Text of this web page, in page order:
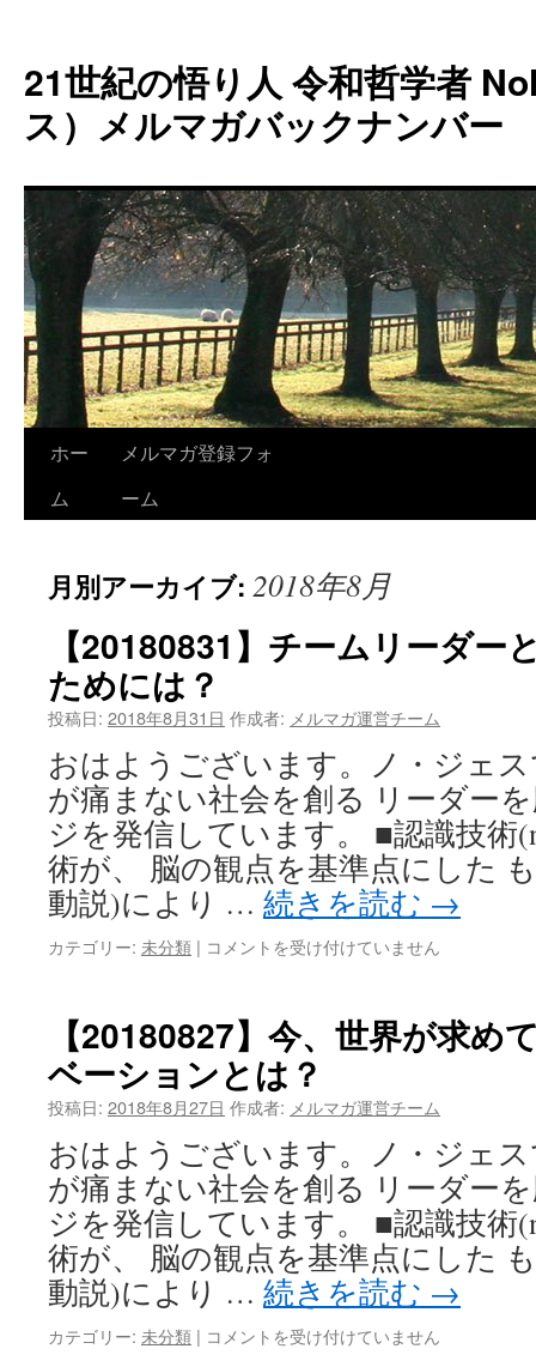
テ
ン
ツ
へ
キ
ッ
プ
21世紀の悟り人 令和哲学者
ス）メルマガバックナンバー
ホー
ム
メルマガ登録フォ
ーム
月別アーカイブ: 2018年8月
【20180831】チームリーダー
ためには？
投稿日: 2018年8月31日 作成者: メルマガ運営チーム
おはようございます。ノ・ジェ
が痛まない社会を創る リーダー
ジを発信しています。 ■認識技術
術が、 脳の観点を基準点にした
動説)により … 続きを読む →
カテゴリー: 未分類 | 【20180831】
リ
ー
ダ
ー
し
て
や
っ
て
い
く
た
め
コメントを受け付けていません
【20180827】今、世界が求め
ベーションとは？
投稿日: 2018年8月27日 作成者: メルマガ運営チーム
おはようございます。ノ・ジェ
が痛まない社会を創る リーダー
ジを発信しています。 ■認識技術
術が、 脳の観点を基準点にした
動説)により … 続きを読む →
カテゴリー: 未分類 | 【20180827】
コメントを受け付けていません